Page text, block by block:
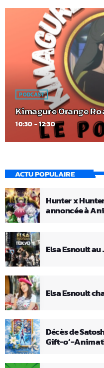
PODCAST
Kimagure Orange
10:30 - 12:30
ACTU POPULAIRE
Hunter x
annoncée à
Elsa Esnoult
Elsa Esnoult
Décès de
Gift-o’-